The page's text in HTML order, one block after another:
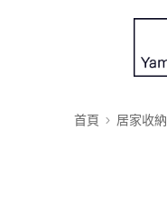
首頁 居家收納